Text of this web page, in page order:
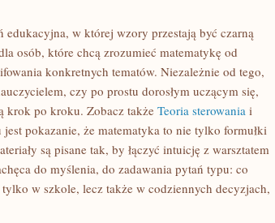
edukacyjna, w której wzory przestają być czarną
osób, które chcą zrozumieć matematykę od
konkretnych tematów. Niezależnie od tego,
czy po prostu dorosłym uczącym się,
krok po kroku. Zobacz także Teoria sterowania i
pokazanie, że matematyka to nie tylko formułki
są pisane tak, by łączyć intuicję z warsztatem
do myślenia, do zadawania pytań typu: co
w szkole, lecz także w codziennych decyzjach,